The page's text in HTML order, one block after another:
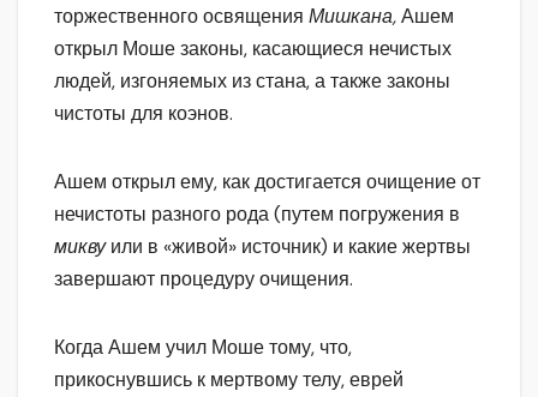
торжественного освящения Мишкана,Ашем
открыл Моше законы, касающиеся нечистых
людей, изгоняемых из стана, а также законы
чистоты для коэнов.
Ашем открыл ему, как достигается очищение от
нечистоты разного рода (путем погружения в
миквуили в «живой» источник) и какие жертвы
завершают процедуру очищения.
Когда Ашем учил Моше тому, что,
прикоснувшись к мертвому телу, еврей